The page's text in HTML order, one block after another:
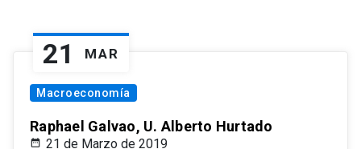
21 MAR
Macroeconomía
Raphael Galvao, U. Alberto Hurtado
21 de Marzo de 2019